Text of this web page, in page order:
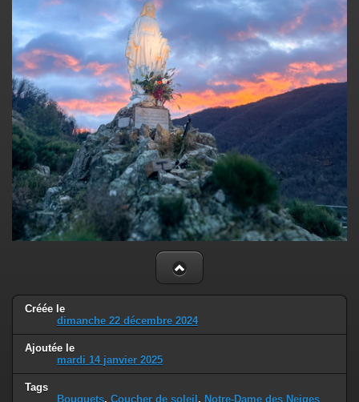
Créée le
dimanche 22 décembre 2024
Ajoutée le
mardi 14 janvier 2025
Tags
Bouquets, Coucher de soleil, Notre-Dame des Neiges